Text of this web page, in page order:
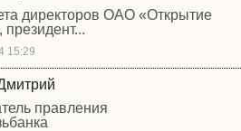
директоров ОАО «Открытие
президент...
15:29
правления